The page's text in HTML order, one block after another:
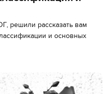
решили рассказать вам
и основных